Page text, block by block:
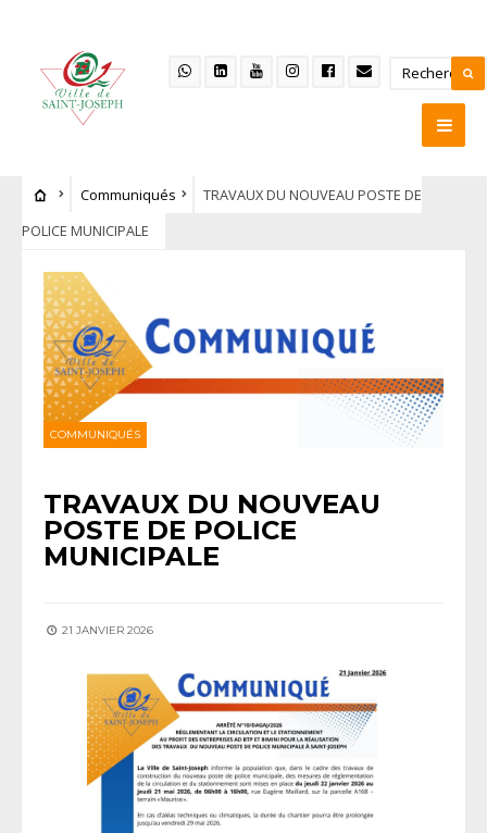
Communiqués
TRAVAUX DU NOUVEAU POSTE DE
POLICE MUNICIPALE
COMMUNIQUÉS
TRAVAUX DU NOUVEAU
POSTE DE POLICE
MUNICIPALE
21 JANVIER 2026